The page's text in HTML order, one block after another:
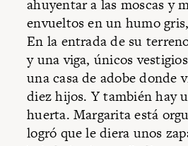
ahuyentar a las moscas y
envueltos en un humo
En la entrada de su
y una viga, únicos
una casa de adobe donde
diez hijos. Y también hay
huerta. Margarita está
logró que le diera unos